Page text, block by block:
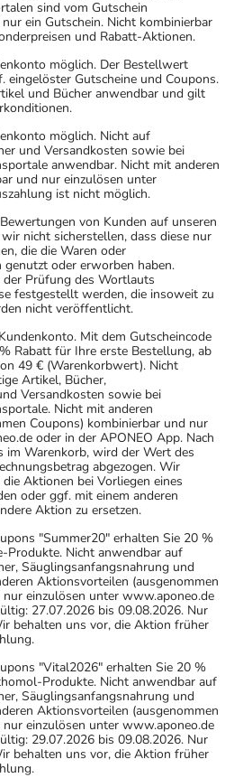
sind vom Gutschein
ein Gutschein. Nicht kombinierbar
und Rabatt-Aktionen.
möglich. Der Bestellwert
eingelöster Gutscheine und Coupons.
und Bücher anwendbar und gilt
möglich. Nicht auf
und Versandkosten sowie bei
anwendbar. Nicht mit anderen
und nur einzulösen unter
ist nicht möglich.
von Kunden auf unseren
nicht sicherstellen, dass diese nur
die die Waren oder
oder erworben haben.
der Prüfung des Wortlauts
festgestellt werden, die insoweit zu
nicht veröffentlicht.
Mit dem Gutscheincode
Rabatt für Ihre erste Bestellung, ab
49 € (Warenkorbwert). Nicht
Artikel, Bücher,
Versandkosten sowie bei
Nicht mit anderen
Coupons) kombinierbar und nur
oder in der APONEO App. Nach
im Warenkorb, wird der Wert des
abgezogen. Wir
Aktionen bei Vorliegen eines
oder ggf. mit einem anderen
Aktion zu ersetzen.
"Summer20" erhalten Sie 20 %
Produkte. Nicht anwendbar auf
Säuglingsanfangsnahrung und
Aktionsvorteilen (ausgenommen
einzulösen unter www.aponeo.de
27.07.2026 bis 09.08.2026. Nur
behalten uns vor, die Aktion früher
"Vital2026" erhalten Sie 20 %
Produkte. Nicht anwendbar auf
Säuglingsanfangsnahrung und
Aktionsvorteilen (ausgenommen
einzulösen unter www.aponeo.de
29.07.2026 bis 09.08.2026. Nur
behalten uns vor, die Aktion früher